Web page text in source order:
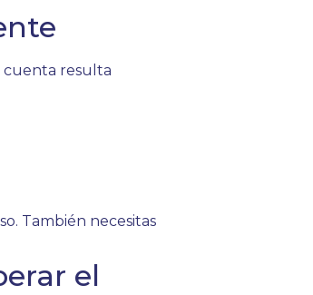
cuenta resulta
También necesitas
el